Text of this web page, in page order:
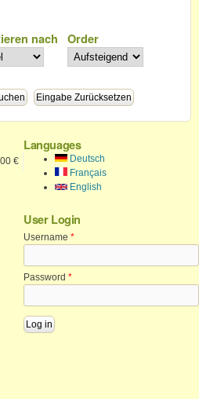
nach Order
€
Languages
Deutsch
Français
English
User Login
Username *
Password *